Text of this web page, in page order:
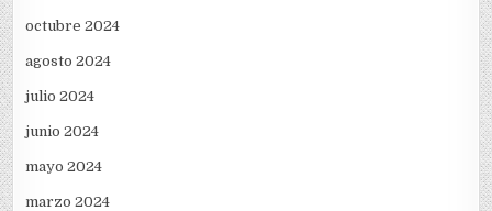
octubre 2024
agosto 2024
julio 2024
junio 2024
mayo 2024
marzo 2024